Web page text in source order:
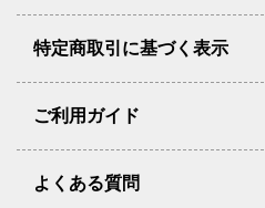
特定商取引に基づく表示
ご利用ガイド
よくある質問